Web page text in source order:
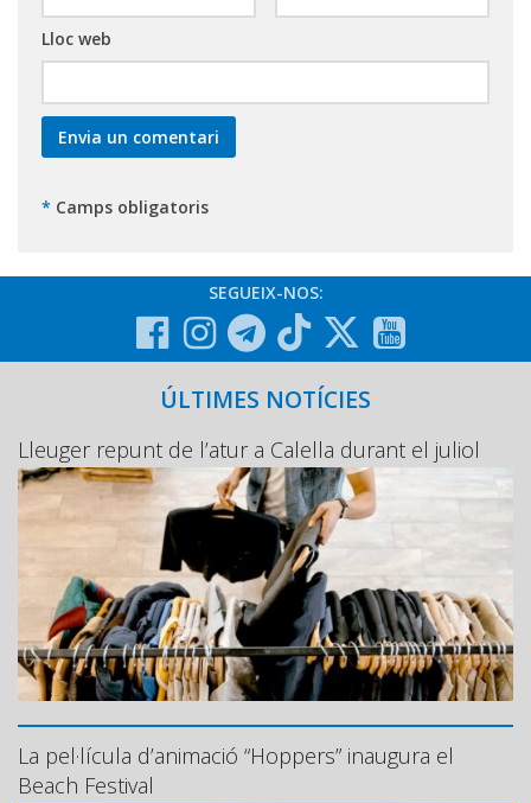
Lloc web
* Camps obligatoris
SEGUEIX-NOS:
ÚLTIMES NOTÍCIES
Lleuger repunt de l’atur a Calella durant el juliol
La pel·lícula d’animació “Hoppers” inaugura el
Beach Festival